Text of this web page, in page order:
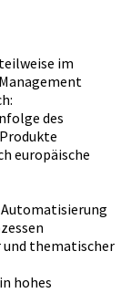
im
des
europäische
und thematischer
hohes